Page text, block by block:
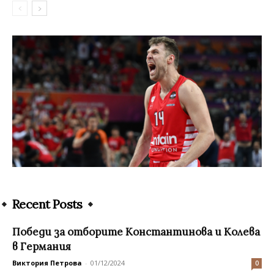
Recent Posts
Победи за отборите Константинова и Колева
в Германия
Виктория Петрова - 01/12/2024 0